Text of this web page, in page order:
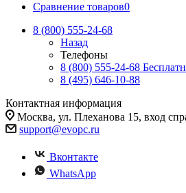
Сравнение товаров0
8 (800) 555-24-68
Назад
Телефоны
8 (800) 555-24-68
8 (495) 646-10-88
Контактная информация
Москва, ул. Плеханова 15, вход
support@evopc.ru
Вконтакте
WhatsApp